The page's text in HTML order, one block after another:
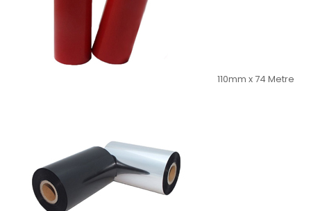
110mm x 74 Metre